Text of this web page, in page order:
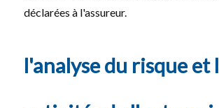
déclarées à l'assureur.
l'analyse du risque et